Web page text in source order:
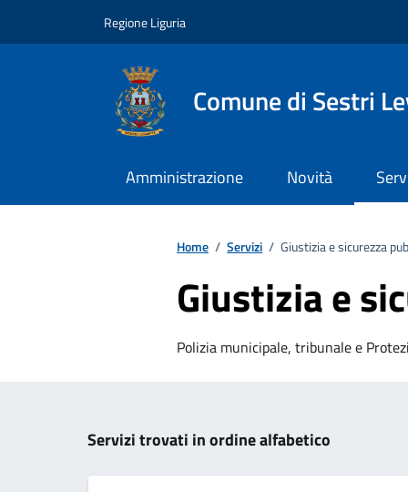
Regione Liguria
Comune di Sestri
Amministrazione Novità
Home / Servizi / Giustizia e sicurezza
Giustizia e
Polizia municipale, tribunale e
Servizi trovati in ordine alfabetico